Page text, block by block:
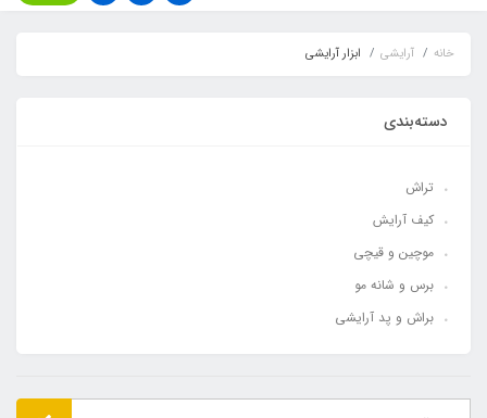
خانه آرایشی ابزار آرایشی
دسته‌بندی
تراش
کیف آرایش
موچین و قیچی
برس و شانه مو
براش و پد آرایشی